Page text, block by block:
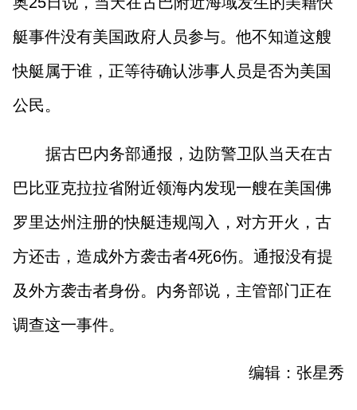
山西市场导报 山西法治报
晋中 阳泉 长治 晋城
临汾 运城
行业频道
艇事件没有美国政府人员参与。他不知道这艘
快艇属于谁，正等待确认涉事人员是否为美国
公民。
据古巴内务部通报，边防警卫队当天在古
巴比亚克拉拉省附近领海内发现一艘在美国佛
罗里达州注册的快艇违规闯入，对方开火，古
方还击，造成外方袭击者4死6伤。通报没有提
及外方袭击者身份。内务部说，主管部门正在
调查这一事件。
编辑：张星秀